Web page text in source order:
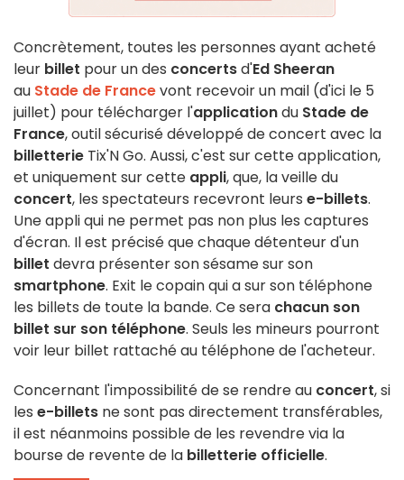
Concrètement, toutes les personnes ayant acheté
leur billet pour un des concertsd'Ed Sheeran
au Stade de Francevont recevoir un mail (d'ici le 5
juillet) pour télécharger l'applicationdu Stade de
France, outil sécurisé développé de concert avec la
billetterie Tix'N Go. Aussi, c'est sur cette application,
et uniquement sur cette appli, que, la veille du
concert, les spectateurs recevront leurs e-billets.
Une appli qui ne permet pas non plus les captures
d'écran. Il est précisé que chaque détenteur d'un
billet devra présenter son sésame sur son
smartphone. Exit le copain qui a sur son téléphone
les billets de toute la bande. Ce sera chacun son
billet sur son téléphone. Seuls les mineurs pourront
voir leur billet rattaché au téléphone de l'acheteur.
Concernant l'impossibilité de se rendre au concert, si
les e-billets ne sont pas directement transférables,
il est néanmoins possible de les revendre via la
bourse de revente de la billetterie officielle.